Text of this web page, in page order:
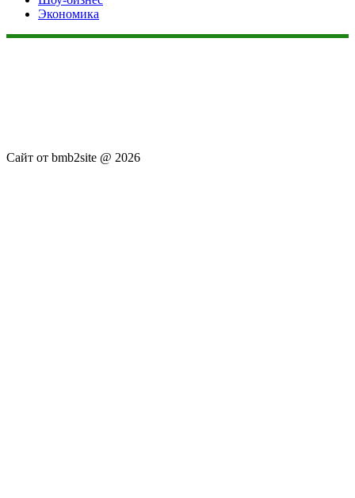
Экономика
Сайт от bmb2site @ 2026